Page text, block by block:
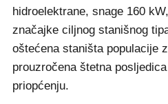
hidroelektrane, snage 160
značajke ciljnog stanišnog
oštećena staništa populacije
prouzročena štetna
priopćenju.